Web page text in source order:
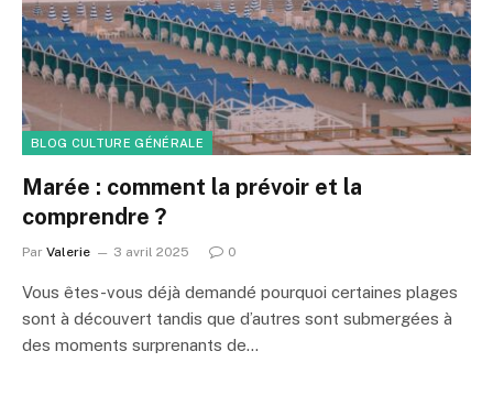
BLOG CULTURE GÉNÉRALE
Marée : comment la prévoir et la
comprendre ?
Par Valerie 3 avril 2025 0
Vous êtes-vous déjà demandé pourquoi certaines plages
sont à découvert tandis que d’autres sont submergées à
des moments surprenants de…